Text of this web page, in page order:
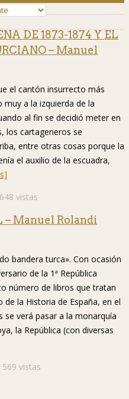
DE 1873-1874 Y EL
– Manuel
el cantón insurrecto más
a la izquierda de la
al fin se decidió meter en
los cartageneros se
entre otras cosas porque la
el auxilio de la escuadra,
648 vistas
– Manuel Rolandi
bandera turca». Con ocasión
de la 1ª República
número de libros que tratan
la Historia de España, en el
verá pasar a la monarquía
la República (con diversas
569 vistas